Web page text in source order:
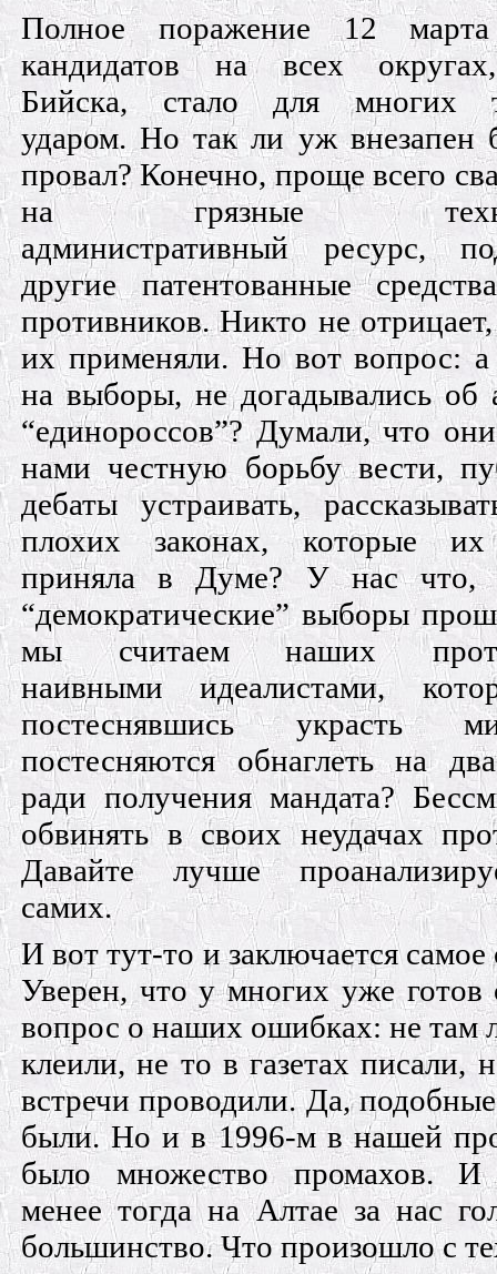
Полное поражение 12
кандидатов на всех
Бийска, стало для многих
ударом. Но так ли уж внезапен
провал? Конечно, проще всего
на грязные
административный ресурс,
другие патентованные
противников. Никто не
их применяли. Но вот вопрос:
на выборы, не догадывались об
“единороссов”? Думали, что
нами честную борьбу вести,
дебаты устраивать,
плохих законах, которые их
приняла в Думе? У нас что,
“демократические” выборы
мы считаем наших
наивными идеалистами,
постеснявшись украсть
постесняются обнаглеть на
ради получения мандата?
обвинять в своих неудачах
Давайте лучше
самих.
И вот тут-то и заключается самое
Уверен, что у многих уже готов
вопрос о наших ошибках: не там
клеили, не то в газетах писали,
встречи проводили. Да,
были. Но и в 1996-м в нашей
было множество промахов.
менее тогда на Алтае за нас
большинство. Что произошло с